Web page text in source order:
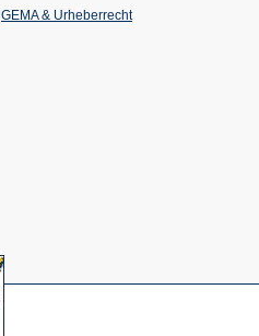
Tab)
GEMA & Urheberrecht
(Öffnet
in